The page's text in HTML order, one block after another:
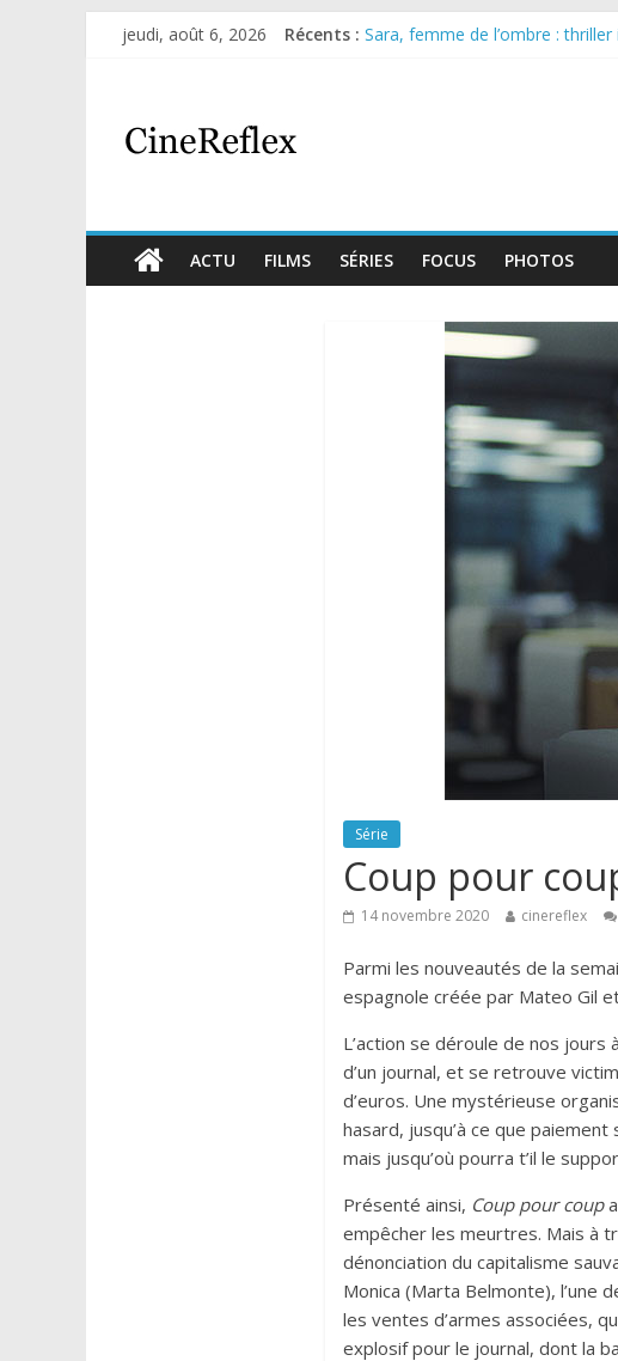
jeudi, août 6, 2026 Récents : Sara, femme de l’ombre :
ACTU FILMS SÉRIES FOCUS PHOTOS
Série
Coup pour
14 novembre 2020 cinereflex
Parmi les nouveautés de la
espagnole créée par Mateo Gil
L’action se déroule de nos
d’un journal, et se retrouve
d’euros. Une mystérieuse
hasard, jusqu’à ce que
mais jusqu’où pourra t’il le
Présenté ainsi, Coup pour coupa
empêcher les meurtres. Mais à
dénonciation du capitalisme
Monica (Marta Belmonte), l’une
les ventes d’armes associées,
explosif pour le journal, dont la